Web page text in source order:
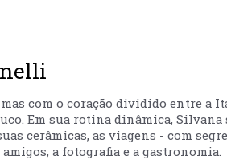
com o coração dividido entre a
Em sua rotina dinâmica,
cerâmicas, as viagens - com
a fotografia e a gastronomia.